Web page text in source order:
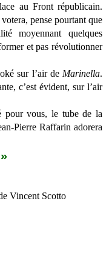
au Front républicain.
pense pourtant que
moyennant quelques
et pas révolutionner
sur l’air de Marinella.
c’est évident, sur l’air
pour vous, le tube de la
Pierre Raffarin adorera
Vincent Scotto